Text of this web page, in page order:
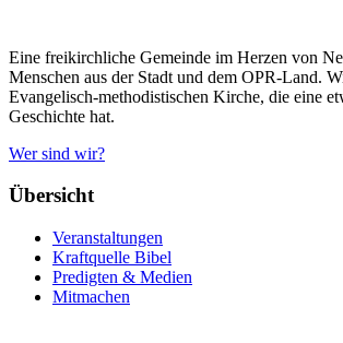
Eine freikirchliche Gemeinde im Herzen von
Menschen aus der Stadt und dem OPR-Land.
Evangelisch-methodistischen Kirche, die eine
Geschichte hat.
Wer sind wir?
Übersicht
Veranstaltungen
Kraftquelle Bibel
Predigten & Medien
Mitmachen